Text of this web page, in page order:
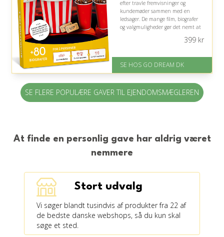
efter travle fremvisninger og
kundemøder sammen med en
ledsager. De mange film, biografer
og valgmuligheder gør det nemt at
kræver planlægning i en ofte
På lager
Levering: E-gavekort kan leveres
inden for 1 time
399kr
SE HOS GO DREAM DK
SE FLERE POPULÆRE GAVER TIL EJENDOMSMÆGLEREN
At finde en personlig gave har aldrig været
nemmere
Stort udvalg
Vi søger blandt tusindvis af produkter fra 22 af
de bedste danske webshops, så du kun skal
søge et sted.